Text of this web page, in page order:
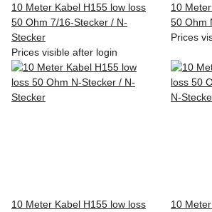
10 Meter Kabel H155 low loss
50 Ohm 7/16-Stecker / N-
Stecker
Prices visible after login
10
50 Ohm
Prices
10 Meter Kabel H155 low loss
10